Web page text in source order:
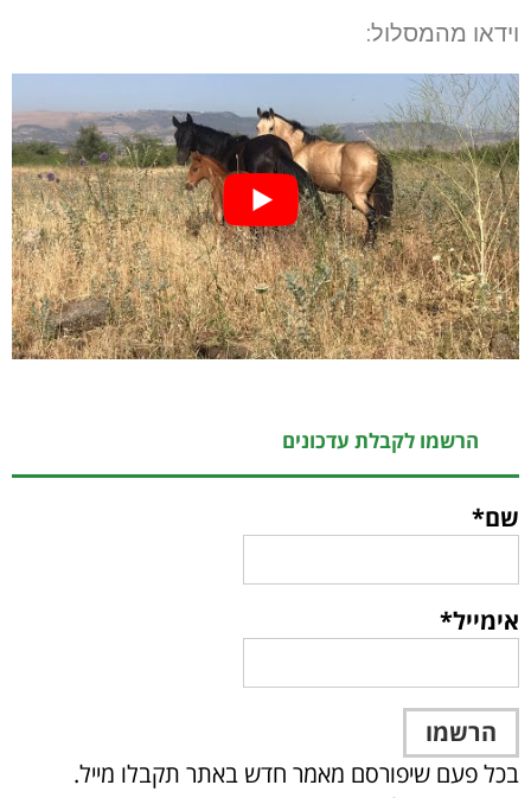
וידאו מהמסלול:
הרשמו לקבלת עדכונים
שם*
אימייל*
בכל פעם שיפורסם מאמר חדש באתר תקבלו מייל.